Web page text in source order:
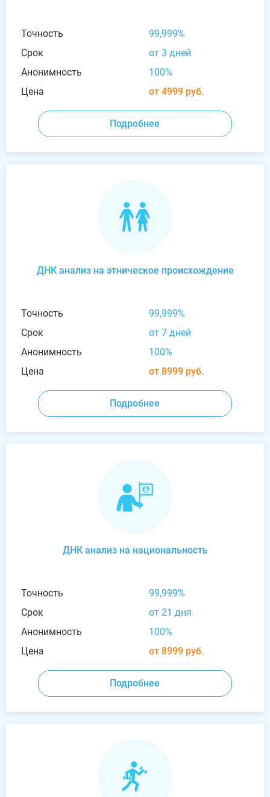
Точность
99,999%
Срок
от 3 дней
Анонимность
100%
Цена
от 4999 руб.
Подробнее
ДНК анализ на этническое происхождение
Точность
99,999%
Срок
от 7 дней
Анонимность
100%
Цена
от 8999 руб.
Подробнее
ДНК анализ на национальность
Точность
99,999%
Срок
от 21 дня
Анонимность
100%
Цена
от 8999 руб.
Подробнее